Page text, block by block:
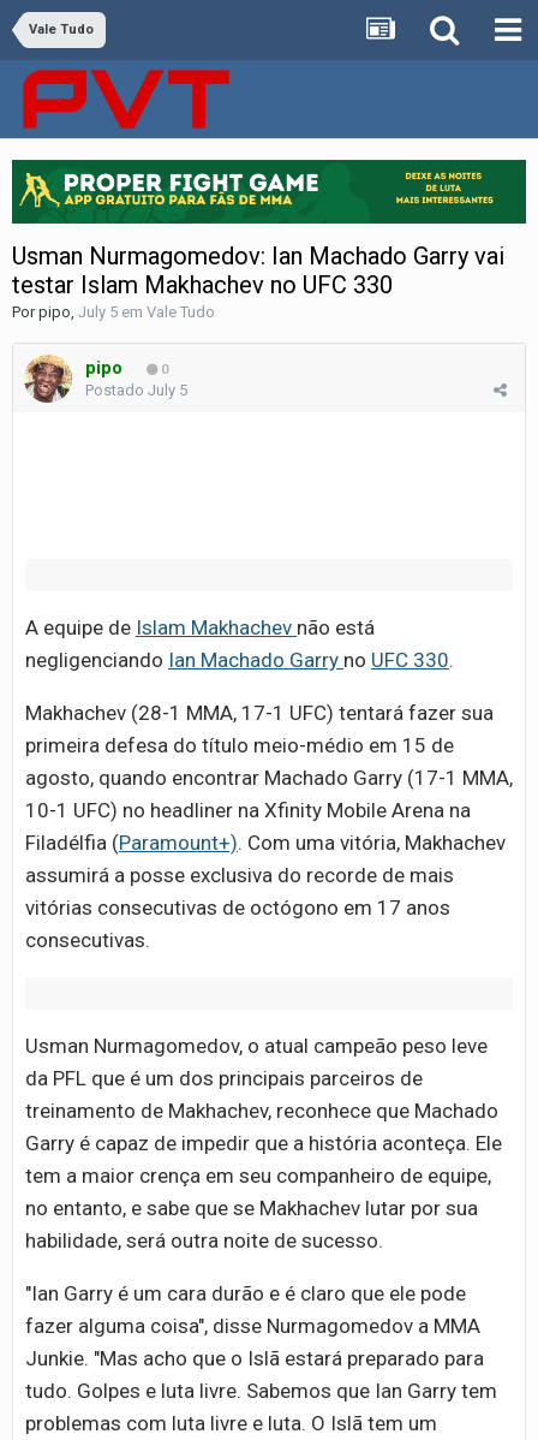
Vale Tudo
Usman Nurmagomedov: Ian Machado Garry vai
testar Islam Makhachev no UFC 330
Porpipo July 5 em Vale Tudo
pipo 0
Postado July 5
A equipe de Islam Makhachev não está
negligenciando Ian Machado Garry no UFC 330.
Makhachev (28-1 MMA, 17-1 UFC) tentará fazer sua
primeira defesa do título meio-médio em 15 de
agosto, quando encontrar Machado Garry (17-1 MMA,
10-1 UFC) no headliner na Xfinity Mobile Arena na
Filadélfia (Paramount+). Com uma vitória, Makhachev
assumirá a posse exclusiva do recorde de mais
vitórias consecutivas de octógono em 17 anos
consecutivas.
Usman Nurmagomedov, o atual campeão peso leve
da PFL que é um dos principais parceiros de
treinamento de Makhachev, reconhece que Machado
Garry é capaz de impedir que a história aconteça. Ele
tem a maior crença em seu companheiro de equipe,
no entanto, e sabe que se Makhachev lutar por sua
habilidade, será outra noite de sucesso.
"Ian Garry é um cara durão e é claro que ele pode
fazer alguma coisa", disse Nurmagomedov a MMA
Junkie. "Mas acho que o Islã estará preparado para
tudo. Golpes e luta livre. Sabemos que Ian Garry tem
problemas com luta livre e luta. O Islã tem um